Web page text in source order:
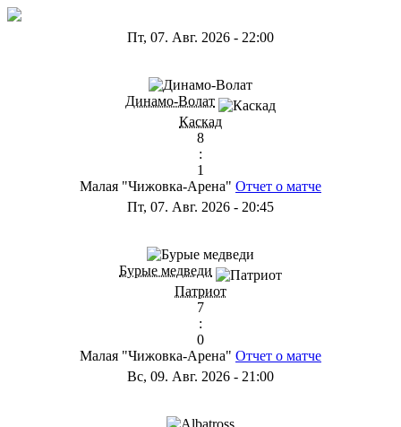
Пт, 07. Авг. 2026 - 22:00
Динамо-Волат
Каскад
8
:
1
Малая "Чижовка-Арена" Отчет о матче
Пт, 07. Авг. 2026 - 20:45
Бурые медведи
Патриот
7
:
0
Малая "Чижовка-Арена" Отчет о матче
Вс, 09. Авг. 2026 - 21:00